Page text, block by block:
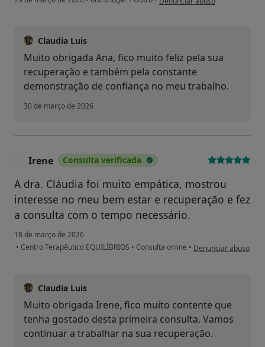
Claudia Luis
Muito obrigada Ana, fico muito feliz pela sua
recuperação e também pela constante
demonstração de confiança no meu trabalho.
30 de março de 2026
Irene Consulta verificada
A dra. Cláudia foi muito empática, mostrou
interesse no meu bem estar e recuperação e fez
a consulta com o tempo necessário.
18 de março de 2026
• Centro Terapêutico EQUILÍBRIOS • Consulta online • na opinião do
Denunciar abuso
Claudia Luis
Muito obrigada Irene, fico muito contente que
tenha gostado desta primeira consulta. Vamos
continuar a trabalhar na sua recuperação.